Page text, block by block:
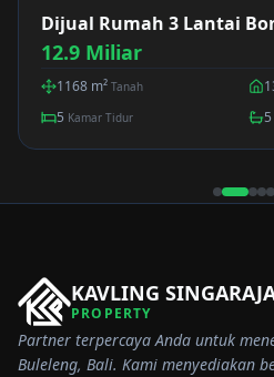
Dijual Rumah 3 Lantai
Motor Surapati
12.9 Miliar
1168 m² Tanah
5 Kamar Tidur 5
KAVLING
PROPERTY
Partner terpercaya Anda untuk
Buleleng, Bali. Kami menyediakan